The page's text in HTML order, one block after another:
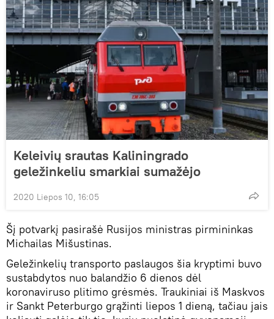
Keleivių srautas Kaliningrado
geležinkeliu smarkiai sumažėjo
2020 Liepos 10, 16:05
Šį potvarkį pasirašė Rusijos ministras pirmininkas
Michailas Mišustinas.
Geležinkelių transporto paslaugos šia kryptimi buvo
sustabdytos nuo balandžio 6 dienos dėl
koronaviruso plitimo grėsmės. Traukiniai iš Maskvos
ir Sankt Peterburgo grąžinti liepos 1 dieną, tačiau jais